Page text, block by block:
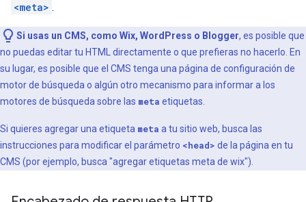
<meta> .
Si usas un CMS, como Wix, WordPress o Blogger, es posible que
no puedas editar tu HTML directamente o que prefieras no hacerlo. En
su lugar, es posible que el CMS tenga una página de configuración de
motor de búsqueda o algún otro mecanismo para informar a los
motores de búsqueda sobre las meta etiquetas.
Si quieres agregar una etiqueta meta a tu sitio web, busca las
instrucciones para modificar el parámetro <head> de la página en tu
CMS (por ejemplo, busca "agregar etiquetas meta de wix").